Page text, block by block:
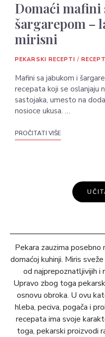
Domaći mafini
šargarepom –
mirisni
PEKARSKI RECEPTI /
Mafini sa jabukom i
recepata koji se oslanjaju
sastojaka, umesto na
nosioce ukusa. …
PROČITATI VIŠE
Pekara zauzima posebno
domaćoj kuhinji. Miris
od najprepoznatljivijih i
Upravo zbog toga
osnovu obroka. U ovu
hleba, peciva, pogača i
recepata ima svoje
toga, pekarski proizvodi